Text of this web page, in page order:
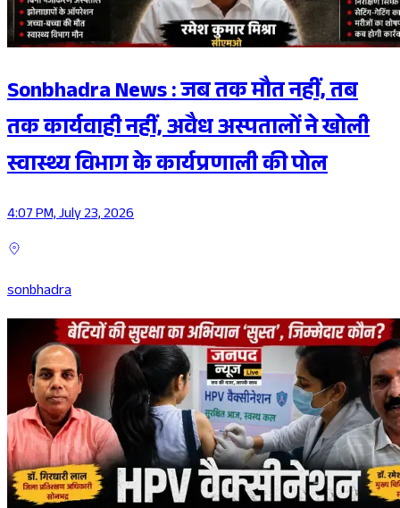
Sonbhadra News : जब तक मौत नहीं, तब
तक कार्यवाही नहीं, अवैध अस्पतालों ने खोली
स्वास्थ्य विभाग के कार्यप्रणाली की पोल
4:07 PM, July 23, 2026
sonbhadra